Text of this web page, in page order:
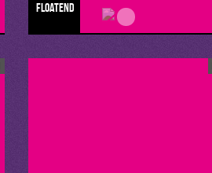
floatend